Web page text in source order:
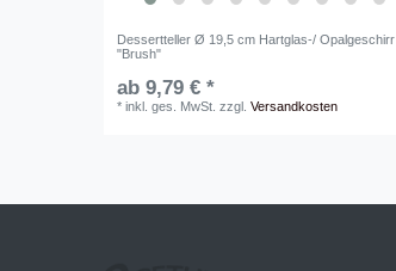
Dessertteller Ø 19,5 cm Hartglas-/ Opalgeschirr
"Brush"
ab 9,79 € *
*inkl. ges. MwSt. zzgl.Versandkosten